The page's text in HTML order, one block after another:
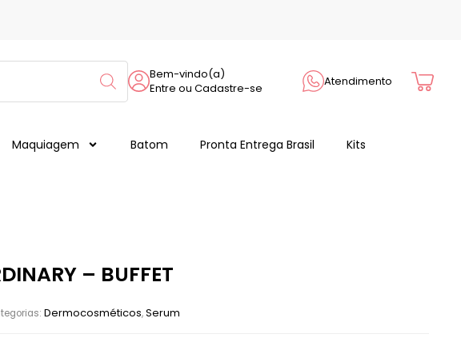
Bem-vindo(a)
Entre ou Cadastre-se
Atendimento Cart
Maquiagem Batom Pronta Entrega Brasil Kits
– BUFFET
Dermocosméticos,Serum